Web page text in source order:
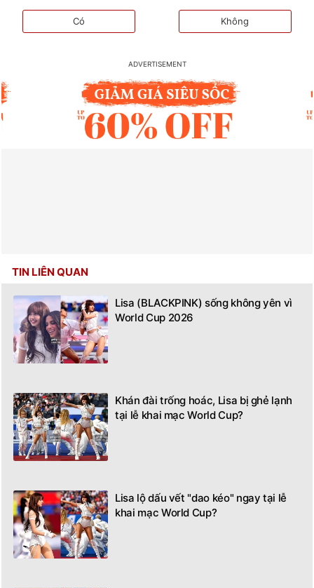
Có Không
TIN LIÊN QUAN
Lisa (BLACKPINK) sống không yên vì
World Cup 2026
Khán đài trống hoác, Lisa bị ghẻ lạnh
tại lễ khai mạc World Cup?
Lisa lộ dấu vết "dao kéo" ngay tại lễ
khai mạc World Cup?